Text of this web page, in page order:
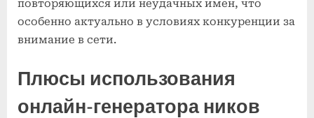
повторяющихся или неудачных имен, что
особенно актуально в условиях конкуренции за
внимание в сети.
Плюсы использования
онлайн-генератора ников